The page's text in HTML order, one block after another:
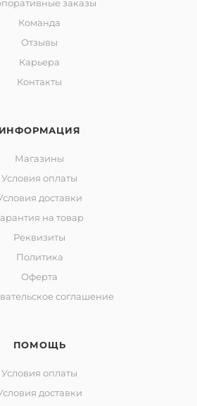
заказы
Команда
Отзывы
Карьера
Контакты
ИНФОРМАЦИЯ
Магазины
Условия оплаты
доставки
на товар
Реквизиты
Политика
Оферта
соглашение
ПОМОЩЬ
Условия оплаты
доставки